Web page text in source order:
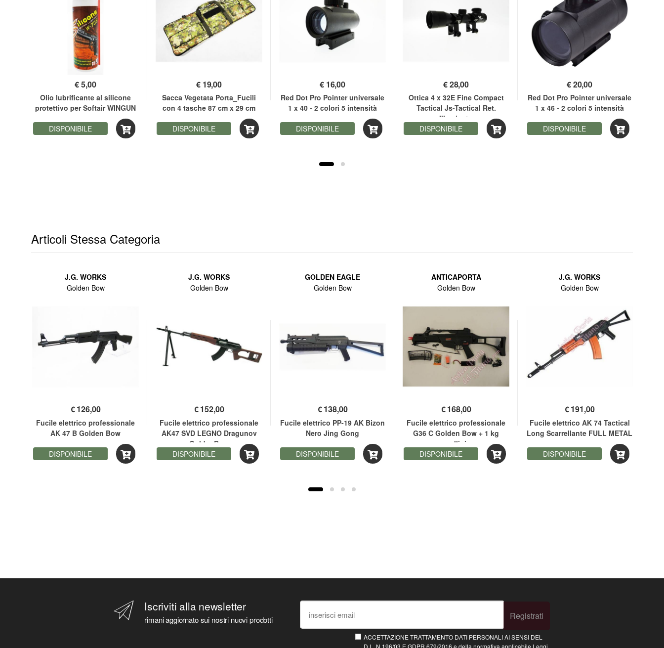
€5,00
Olio lubrificante al silicone
protettivo per Softair WINGUN
DISPONIBILE
€ 19,00
Sacca Vegetata Porta_Fucili
con 4 tasche 87 cm x 29 cm
DISPONIBILE
€ 16,00
Red Dot Pro Pointer universale
1 x 40 - 2 colori 5 intensità
DISPONIBILE
€28,00
Ottica 4 x 32E Fine Compact
Tactical Js-Tactical Ret.
Illuminato
DISPONIBILE
€20,00
Red Dot Pro Pointer universale
1 x 46 - 2 colori 5 intensità
DISPONIBILE
Articoli Stessa Categoria
J.G. WORKS
Golden Bow
€126,00
Fucile elettrico professionale
AK 47 B Golden Bow
DISPONIBILE
J.G. WORKS
Golden Bow
€152,00
Fucile elettrico professionale
AK47 SVD LEGNO Dragunov
GoldenBow
DISPONIBILE
GOLDEN EAGLE
Golden Bow
€138,00
Fucile elettrico PP-19 AK Bizon
Nero Jing Gong
DISPONIBILE
ANTICAPORTA
Golden Bow
€168,00
Fucile elettrico professionale
G36 C Golden Bow + 1 kg
pallini
DISPONIBILE
J.G. WORKS
Golden Bow
€191,00
Fucile elettrico AK 74 Tactical
Long Scarrellante FULL METAL
DISPONIBILE
Iscriviti alla newsletter
rimani aggiornato sui nostri nuovi prodotti Registrati
ACCETTAZIONE TRATTAMENTO DATI PERSONALI AI SENSI DEL
D.L. N.196/03 E GDPR 679/2016 e della normativa applicabile Leggi